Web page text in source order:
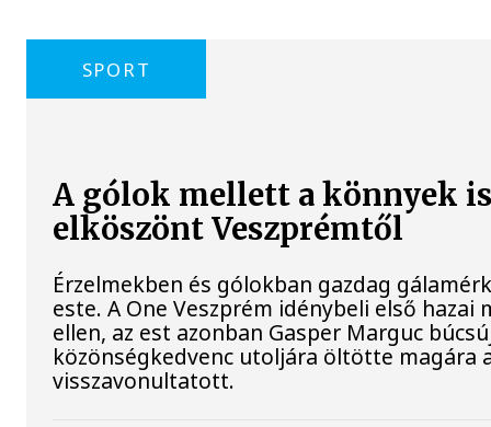
SPORT
A gólok mellett a könnyek
elköszönt Veszprémtől
Érzelmekben és gólokban gazdag
este. A One Veszprém idénybeli első
ellen, az est azonban Gasper Marguc
közönségkedvenc utoljára öltötte magára
visszavonultatott.